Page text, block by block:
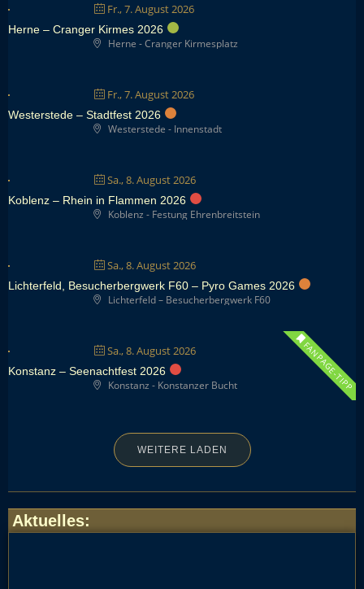
Fr., 7. August 2026
Herne – Cranger Kirmes 2026
Herne - Cranger Kirmesplatz
Fr., 7. August 2026
Westerstede – Stadtfest 2026
Westerstede - Innenstadt
Sa., 8. August 2026
Koblenz – Rhein in Flammen 2026
Koblenz - Festung Ehrenbreitstein
Sa., 8. August 2026
Lichterfeld, Besucherbergwerk F60 – Pyro Games 2026
Lichterfeld – Besucherbergwerk F60
Sa., 8. August 2026 FANPAGE-TIPP
Konstanz – Seenachtfest 2026
Konstanz - Konstanzer Bucht
WEITERE LADEN
Aktuelles: